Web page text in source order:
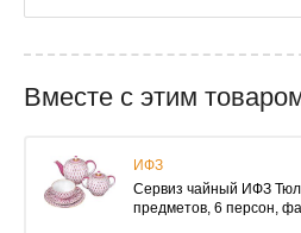
Вместе с этим
ИФЗ
Сервиз чайный ИФЗ
предметов, 6 персон,